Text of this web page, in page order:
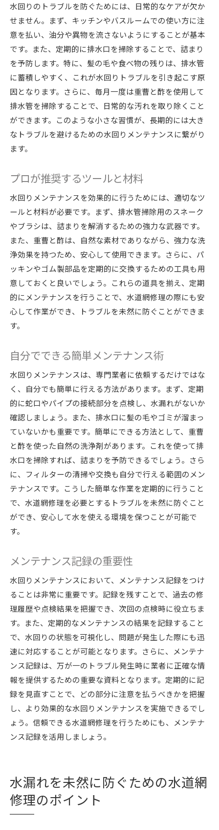
水回りのトラブルを防ぐための点検ポイント
水圧の変化に注意！
異音の原因を探る方法
赤錆の発生を防ぐための習慣
外見からわかる配管の劣化サイン
専門家が教える効果的な点検手順
点検後のフォローアップの重要性
長く安心して使える水道環境を保つ方法
省エネと維持費削減のための工夫
家族でできる水道網の安全確認
長期使用を見据えた今の手入れ
持続可能な水道利用のための心がけ
水回りメンテナンスの極意で快適な生活を実現
快適な生活を支えるメンテナンスの重要性
水回りの長寿命化の秘訣
快適さを最大化するメンテナンス計画
水道網修理で安心のために知っておくべきこと
修理時に発注すべきか自分で行うかの判断
基準
水道網修理で失敗しないためのQA
修理後に注意すべきポイント
修理前の準備と心構え
トラブルを回避するための事前情報
過去の修理事例から学ぶ教訓
水回りのトラブルを防ぐためには、日常的なケアが欠か
せません。まず、キッチンやバスルームでの使い方に注
意を払い、油分や異物を流さないようにすることが基本
です。また、定期的に排水口を掃除することで、詰まり
を予防します。特に、髪の毛や食べ物の残りは、排水管
に蓄積しやすく、これが水回りトラブルを引き起こす原
因となります。さらに、毎月一度は重曹と酢を使用して
排水管を掃除することで、日常的な汚れを取り除くこと
ができます。このような小さな習慣が、長期的には大き
なトラブルを避けるための水回りメンテナンスに繋がり
ます。
プロが推奨するツールと材料
水回りメンテナンスを効果的に行うためには、適切なツ
ールと材料が必要です。まず、排水管掃除用のスネーク
やブラシは、詰まりを解消するための強力な武器です。
また、重曹と酢は、自然な素材でありながら、強力な洗
浄効果を持つため、安心して使用できます。さらに、パ
ッキンやゴム製部品を定期的に交換するための工具も用
意しておくと良いでしょう。これらの道具を揃え、定期
的にメンテナンスを行うことで、水道網修理の際にも安
心して作業ができ、トラブルを未然に防ぐことができま
す。
自分でできる簡単メンテナンス術
水回りメンテナンスは、専門業者に依頼するだけではな
く、自分でも簡単に行える方法があります。まず、定期
的に蛇口やパイプの接続部分を点検し、水漏れがないか
確認しましょう。また、排水口に髪の毛やゴミが溜まっ
ていないかも重要です。簡単にできる方法として、重曹
と酢を使った自然の洗浄剤があります。これを使って排
水口を掃除すれば、詰まりを予防できるでしょう。さら
に、フィルターの清掃や交換も自分で行える範囲のメン
テナンスです。こうした簡単な作業を定期的に行うこと
で、水道網修理を必要とするトラブルを未然に防ぐこと
ができ、安心して水を使える環境を保つことが可能で
す。
メンテナンス記録の重要性
水回りメンテナンスにおいて、メンテナンス記録をつけ
ることは非常に重要です。記録を残すことで、過去の修
理履歴や点検結果を把握でき、次回の点検時に役立ちま
す。また、定期的なメンテナンスの結果を記録すること
で、水回りの状態を可視化し、問題が発生した際にも迅
速に対応することが可能となります。さらに、メンテナ
ンス記録は、万が一のトラブル発生時に業者に正確な情
報を提供するための重要な資料となります。定期的に記
録を見直すことで、どの部分に注意を払うべきかを把握
し、より効果的な水回りメンテナンスを実施できるでし
ょう。信頼できる水道網修理を行うためにも、メンテナ
ンス記録を活用しましょう。
水漏れを未然に防ぐための水道網
修理のポイント